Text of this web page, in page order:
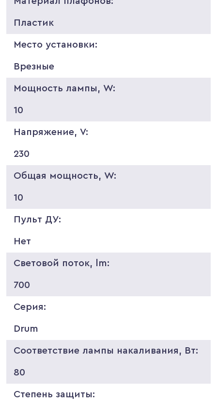
Пластик
Место установки:
Врезные
Мощность лампы, W:
10
Напряжение, V:
230
Общая мощность, W:
10
Пульт ДУ:
Нет
Световой поток, lm:
700
Серия:
Drum
Соответствие лампы накаливания, Вт:
80
Степень защиты: